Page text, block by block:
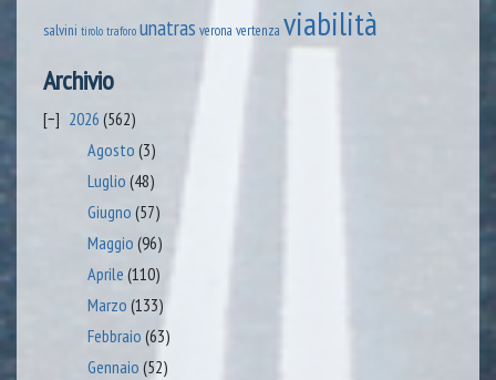
salvini tirolo traforo unatras verona vertenza viabilità
Archivio
2026 (562)
Agosto (3)
Luglio (48)
Giugno (57)
Maggio (96)
Aprile (110)
Marzo (133)
Febbraio (63)
Gennaio (52)